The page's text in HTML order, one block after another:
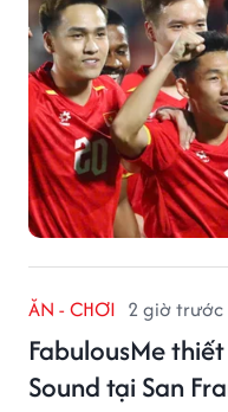
ĂN - CHƠI 2 giờ trước
FabulousMe
Sound tại San